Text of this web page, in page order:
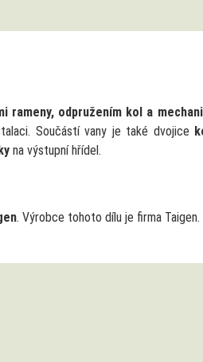
rameny, odpružením kol a
Součástí vany je také dvojice
na výstupní hřídel.
. Výrobce tohoto dílu je firma Taigen.